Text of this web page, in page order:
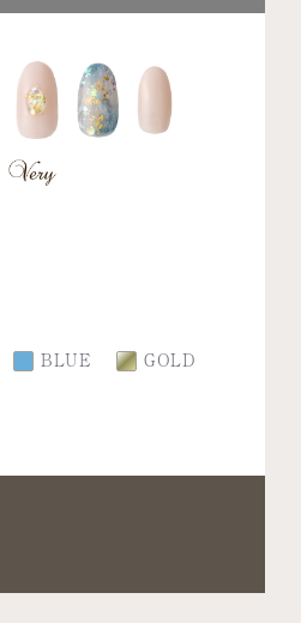
BLUE
GOLD